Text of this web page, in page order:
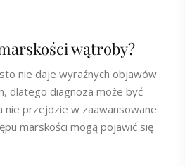
wątroby?
nie daje wyraźnych objawów
dlatego diagnoza może być
nie przejdzie w zaawansowane
marskości mogą pojawić się